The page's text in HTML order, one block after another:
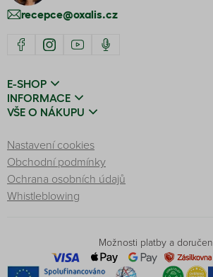
recepce@oxalis.cz
E-SHOP
INFORMACE
VŠE O NÁKUPU
Nastavení cookies
Obchodní podmínky
Ochrana osobních údajů
Whistleblowing
Možnosti platby a